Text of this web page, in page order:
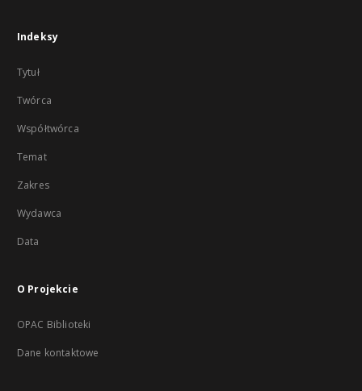
Indeksy
Tytuł
Twórca
Współtwórca
Temat
Zakres
Wydawca
Data
O Projekcie
OPAC Biblioteki
Dane kontaktowe